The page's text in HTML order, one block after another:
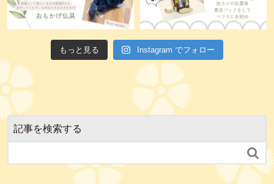
もっと見る Instagram でフォロー
記事を検索する
